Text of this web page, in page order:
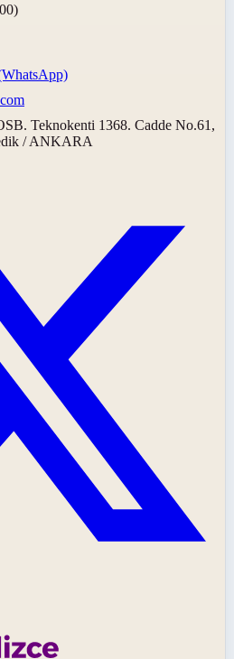
Teknokenti 1368. Cadde No.61,
/ ANKARA